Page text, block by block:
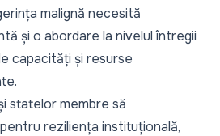
malignă necesită
și o abordare la nivelul întregii
capacități și resurse
statelor membre să
reziliența instituțională,